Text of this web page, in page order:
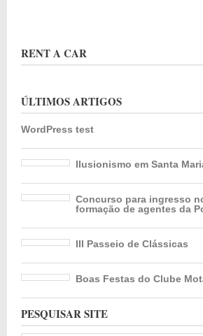
RENT A CAR
ÚLTIMOS ARTIGOS
WordPress test
Ilusionismo em Santa
Concurso para ingresso
formação de agentes da
III Passeio de Clássicas
Boas Festas do Clube
PESQUISAR SITE